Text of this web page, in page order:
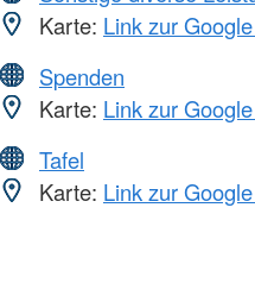
Karte: Link zur
Spenden
Karte: Link zur
Tafel
Karte: Link zur